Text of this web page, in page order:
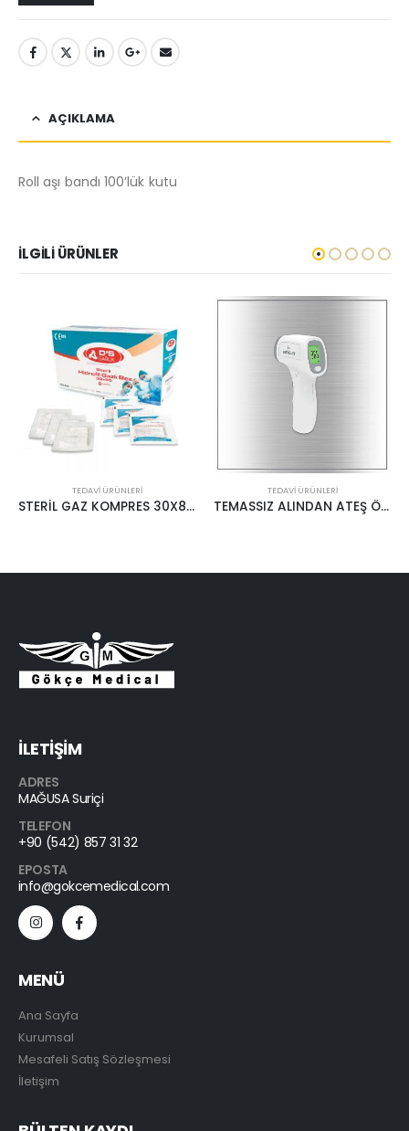
AÇIKLAMA
Roll aşı bandı 100’lük kutu
İLGILI ÜRÜNLER
TEDAVI ÜRÜNLERI
TEMASSIZ ALINDAN ATEŞ ÖLÇER ABC
TEDAVI ÜRÜNLERI
ASPİRASYON KATETER
İLETİŞİM
ADRES
MAĞUSA Suriçi
TELEFON
+90 (542) 857 31 32
EPOSTA
info@gokcemedical.com
MENÜ
Ana Sayfa
Kurumsal
Mesafeli Satış Sözleşmesi
İletişim